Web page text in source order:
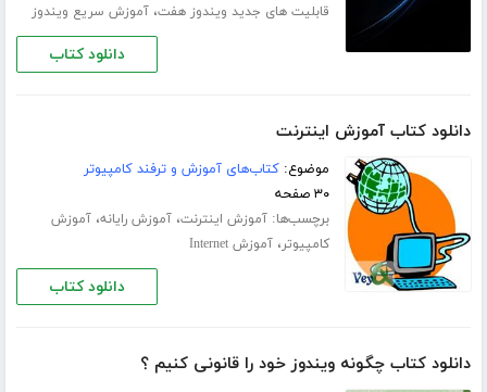
قابلیت های جدید ویندوز هفت،آموزش سریع ویندوز
دانلود کتاب
دانلود کتاب آموزش اینترنت
موضوع:کتاب‌های آموزش و ترفند کامپیوتر
۳۰ صفحه
برچسب‌ها:آموزش اینترنت،آموزش رایانه،آموزش
کامپیوتر،آموزش Internet
دانلود کتاب
دانلود کتاب چگونه ویندوز خود را قانونی کنیم ؟